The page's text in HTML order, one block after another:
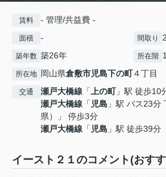
賃料 - 管理/共益費 -
面積 - 間取り
築年数 築26年 所在階
所在地 岡山県倉敷市児島下の町４丁目
交通 瀬戸大橋線 「上の町」駅 徒歩10
瀬戸大橋線 「 児島 」駅 バス23分
県）」 停歩3分
瀬戸大橋線 「 児島 」駅 徒歩39分
イースト２１のコメント(おす